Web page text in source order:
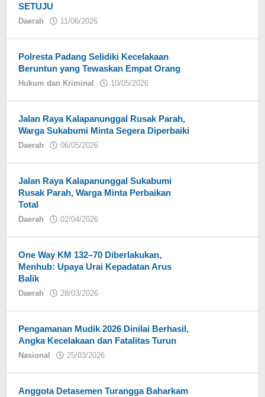
SETUJU
Daerah 11/06/2026
Polresta Padang Selidiki Kecelakaan
Beruntun yang Tewaskan Empat Orang
Hukum dan Kriminal 10/05/2026
Jalan Raya Kalapanunggal Rusak Parah,
Warga Sukabumi Minta Segera Diperbaiki
Daerah 06/05/2026
Jalan Raya Kalapanunggal Sukabumi
Rusak Parah, Warga Minta Perbaikan
Total
Daerah 02/04/2026
One Way KM 132–70 Diberlakukan,
Menhub: Upaya Urai Kepadatan Arus
Balik
Daerah 28/03/2026
Pengamanan Mudik 2026 Dinilai Berhasil,
Angka Kecelakaan dan Fatalitas Turun
Nasional 25/03/2026
Anggota Detasemen Turangga Baharkam